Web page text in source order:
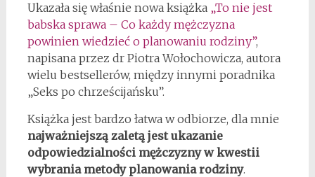
Ukazała się właśnie nowa książka„To nie jest
babska sprawa – Co każdy mężczyzna
powinien wiedzieć o planowaniu rodziny”,
napisana przez dr Piotra Wołochowicza, autora
wielu bestsellerów, między innymi poradnika
„Seks po chrześcijańsku”.
Książka jest bardzo łatwa w odbiorze, dla mnie
najważniejszą zaletą jest ukazanie
odpowiedzialności mężczyzny w kwestii
wybrania metody planowania rodziny.